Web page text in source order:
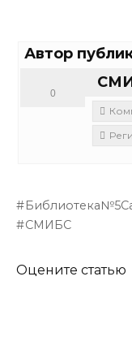
Автор
0
СМИБС
Оцените статью